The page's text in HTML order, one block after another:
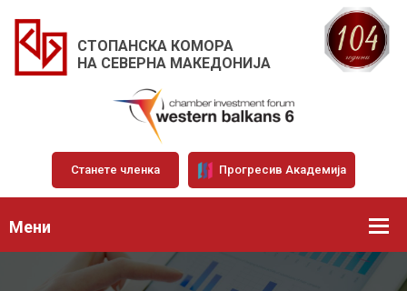
СТОПАНСКА КОМОРА
НА СЕВЕРНА МАКЕДОНИЈА
Станете членка Прогресив Академија
Мени